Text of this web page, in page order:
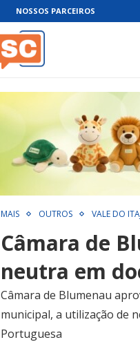
NOSSOS PARCEIROS
MAIS OUTROS VALE DO
Câmara de
neutra em
Câmara de Blumenau
municipal, a utilização de
Portuguesa